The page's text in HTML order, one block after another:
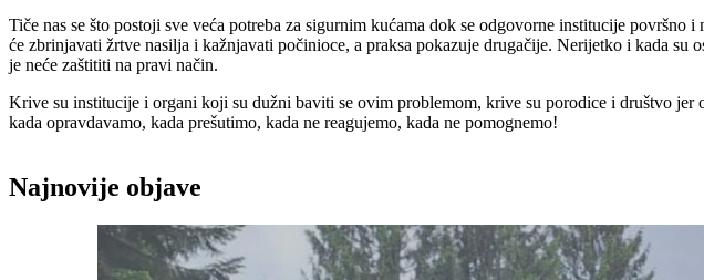
Tiče nas se što postoji sve veća potreba za sigurnim kućama dok se odgovorne institucije
će zbrinjavati žrtve nasilja i kažnjavati počinioce, a praksa pokazuje drugačije. Nerijetko i kada
je neće zaštititi na pravi način.
Krive su institucije i organi koji su dužni baviti se ovim problemom, krive su porodice i društvo
kada opravdavamo, kada prešutimo, kada ne reagujemo, kada ne pomognemo!
Najnovije objave